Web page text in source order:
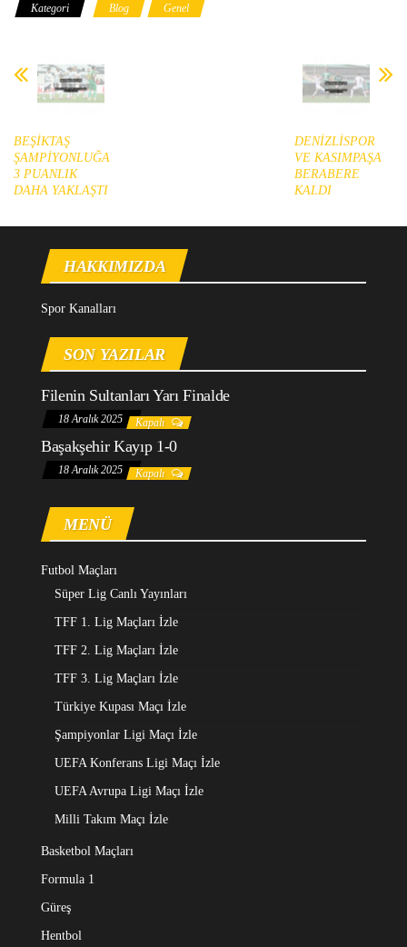
Kategori Blog Genel
BEŞİKTAŞ
ŞAMPİYONLUĞA
3 PUANLIK
DAHA YAKLAŞTI
DENİZLİSPOR
VE KASIMPAŞA
BERABERE
KALDI
HAKKIMIZDA
Spor Kanalları
SON YAZILAR
Filenin Sultanları Yarı Finalde
18 Aralık 2025 Kapalı
Başakşehir Kayıp 1-0
18 Aralık 2025 Kapalı
MENÜ
Futbol Maçları
Süper Lig Canlı Yayınları
TFF 1. Lig Maçları İzle
TFF 2. Lig Maçları İzle
TFF 3. Lig Maçları İzle
Türkiye Kupası Maçı İzle
Şampiyonlar Ligi Maçı İzle
UEFA Konferans Ligi Maçı İzle
UEFA Avrupa Ligi Maçı İzle
Milli Takım Maçı İzle
Basketbol Maçları
Formula 1
Güreş
Hentbol